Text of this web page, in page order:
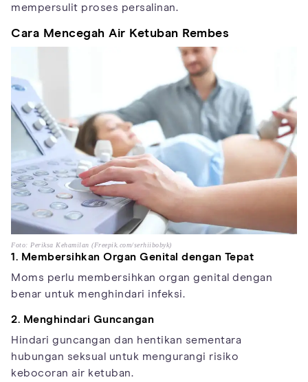
mempersulit proses persalinan.
Cara Mencegah Air Ketuban Rembes
Foto: Periksa Kehamilan (Freepik.com/serhiibobyk)
1. Membersihkan Organ Genital dengan Tepat
Moms perlu membersihkan organ genital dengan
benar untuk menghindari infeksi.
2. Menghindari Guncangan
Hindari guncangan dan hentikan sementara
hubungan seksual untuk mengurangi risiko
kebocoran air ketuban.